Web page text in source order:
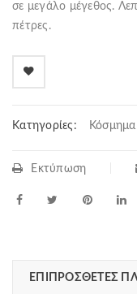
σε μεγάλο μέγεθος.
πέτρες.
Κατηγορίες: Κόσμημα
Εκτύπωση
ΕΠΙΠΡΌΣΘΕΤΕΣ